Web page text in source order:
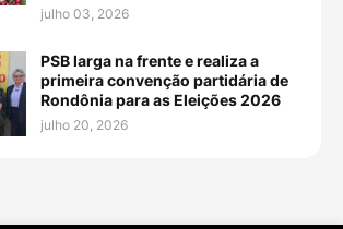
julho 03, 2026
PSB larga na frente e realiza a
primeira convenção partidária de
Rondônia para as Eleições 2026
julho 20, 2026